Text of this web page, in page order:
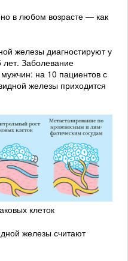
в любом возрасте — как
железы диагностируют у
лет. Заболевание
на 10 пациентов с
железы приходится
клеток
железы считают